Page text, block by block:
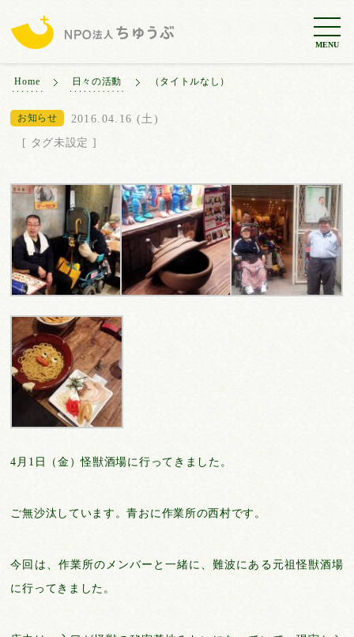
MENU
Home 日々の活動 （タイトルなし）
お知らせ
2016.04.16 (土)
[ タグ未設定 ]
4月1日（金）怪獣酒場に行ってきました。
ご無沙汰しています。青おに作業所の西村です。
今回は、作業所のメンバーと一緒に、難波にある元祖怪獣酒場
に行ってきました。